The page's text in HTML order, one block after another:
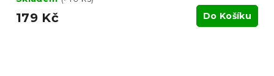
179 Kč Do Košíku